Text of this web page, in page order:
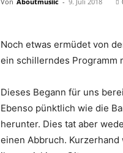
Noch etwas ermüdet von
ein schillerndes Programm
Dieses Begann für uns
Ebenso pünktlich wie die
herunter. Dies tat aber
einen Abbruch.